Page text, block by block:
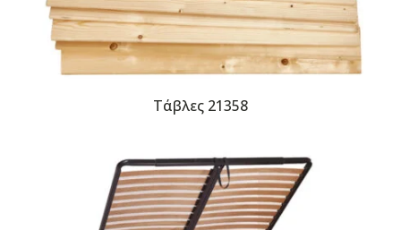
Τάβλες 21358